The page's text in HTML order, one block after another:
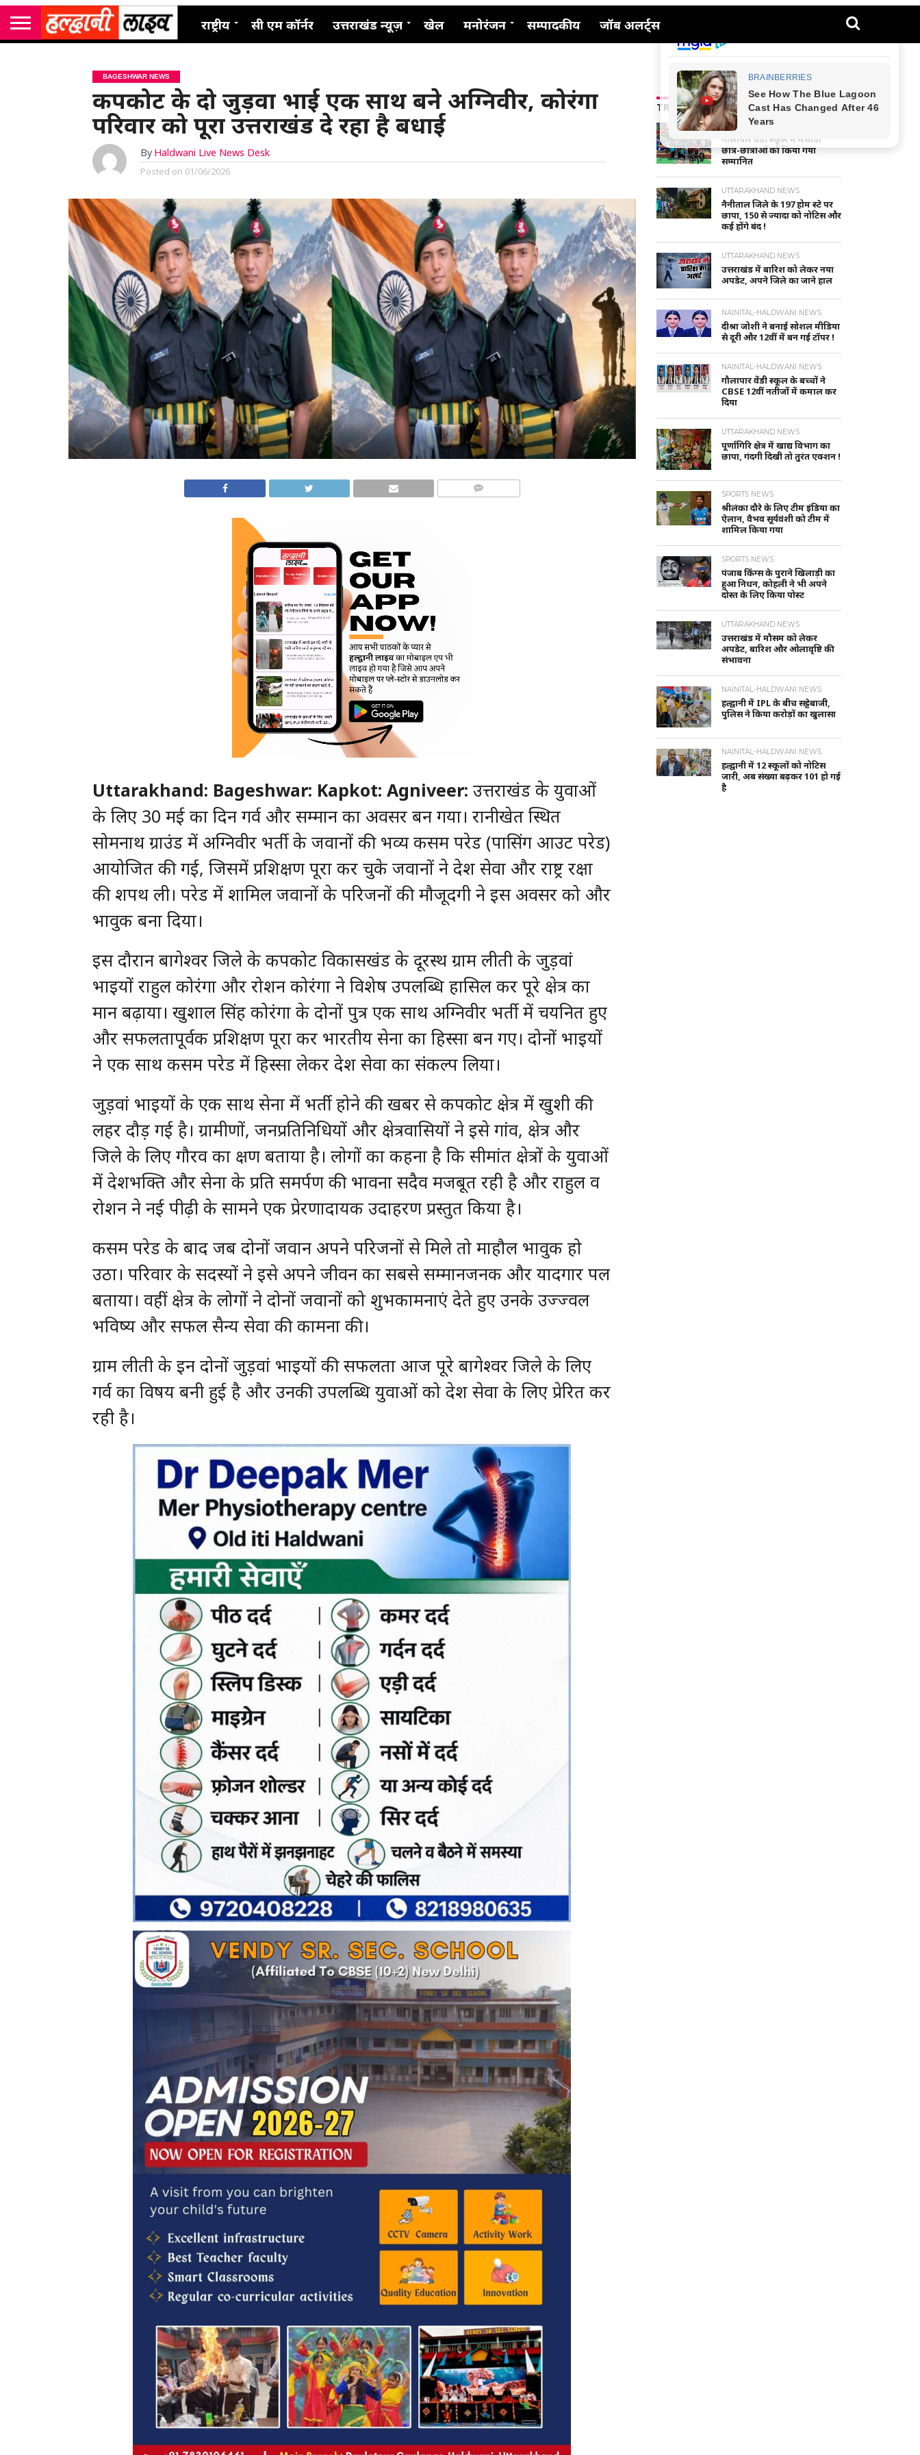
राष्ट्रीय सी एम कॉर्नर उत्तराखंड न्यूज़ खेल मनोरंजन सम्पादकीय जॉब अलर्ट्स
BAGESHWAR NEWS
कपकोट के दो जुड़वा भाई एक साथ बने अग्निवीर, कोरंगा
परिवार को पूरा उत्तराखंड दे रहा है बधाई
By Haldwani Live News Desk
Posted on 01/06/2026
Uttarakhand: Bageshwar: Kapkot: Agniveer: उत्तराखंड के युवाओं
के लिए 30 मई का दिन गर्व और सम्मान का अवसर बन गया। रानीखेत स्थित
सोमनाथ ग्राउंड में अग्निवीर भर्ती के जवानों की भव्य कसम परेड (पासिंग आउट परेड)
आयोजित की गई, जिसमें प्रशिक्षण पूरा कर चुके जवानों ने देश सेवा और राष्ट्र रक्षा
की शपथ ली। परेड में शामिल जवानों के परिजनों की मौजूदगी ने इस अवसर को और
भावुक बना दिया।
इस दौरान बागेश्वर जिले के कपकोट विकासखंड के दूरस्थ ग्राम लीती के जुड़वां
भाइयों राहुल कोरंगा और रोशन कोरंगा ने विशेष उपलब्धि हासिल कर पूरे क्षेत्र का
मान बढ़ाया। खुशाल सिंह कोरंगा के दोनों पुत्र एक साथ अग्निवीर भर्ती में चयनित हुए
और सफलतापूर्वक प्रशिक्षण पूरा कर भारतीय सेना का हिस्सा बन गए। दोनों भाइयों
ने एक साथ कसम परेड में हिस्सा लेकर देश सेवा का संकल्प लिया।
जुड़वां भाइयों के एक साथ सेना में भर्ती होने की खबर से कपकोट क्षेत्र में खुशी की
लहर दौड़ गई है। ग्रामीणों, जनप्रतिनिधियों और क्षेत्रवासियों ने इसे गांव, क्षेत्र और
जिले के लिए गौरव का क्षण बताया है। लोगों का कहना है कि सीमांत क्षेत्रों के युवाओं
में देशभक्ति और सेना के प्रति समर्पण की भावना सदैव मजबूत रही है और राहुल व
रोशन ने नई पीढ़ी के सामने एक प्रेरणादायक उदाहरण प्रस्तुत किया है।
कसम परेड के बाद जब दोनों जवान अपने परिजनों से मिले तो माहौल भावुक हो
उठा। परिवार के सदस्यों ने इसे अपने जीवन का सबसे सम्मानजनक और यादगार पल
बताया। वहीं क्षेत्र के लोगों ने दोनों जवानों को शुभकामनाएं देते हुए उनके उज्ज्वल
भविष्य और सफल सैन्य सेवा की कामना की।
ग्राम लीती के इन दोनों जुड़वां भाइयों की सफलता आज पूरे बागेश्वर जिले के लिए
गर्व का विषय बनी हुई है और उनकी उपलब्धि युवाओं को देश सेवा के लिए प्रेरित कर
रही है।
TRENDING NEWS
NAINITAL-HALDWANI NEWS
गौलापार वैंडी स्कूल में मेधावी
छात्र-छात्राओं को किया गया
सम्मानित
UTTARAKHAND NEWS
नैनीताल जिले के 197 होम स्टे पर
छापा, 150 से ज्यादा को नोटिस और
कई होंगे बंद !
UTTARAKHAND NEWS
उत्तराखंड में बारिश को लेकर नया
अपडेट, अपने जिले का जाने हाल
NAINITAL-HALDWANI NEWS
दीश्रा जोशी ने बनाई सोशल मीडिया
से दूरी और 12वीं में बन गई टॉपर !
NAINITAL-HALDWANI NEWS
गौलापार वेंडी स्कूल के बच्चों ने
CBSE 12वीं नतीजों में कमाल कर
दिया
UTTARAKHAND NEWS
पूर्णागिरि क्षेत्र में खाद्य विभाग का
छापा, गंदगी दिखी तो तुरंत एक्शन !
SPORTS NEWS
श्रीलंका दौरे के लिए टीम इंडिया का
ऐलान, वैभव सूर्यवंशी को टीम में
शामिल किया गया
SPORTS NEWS
पंजाब किंग्स के पुराने खिलाड़ी का
हुआ निधन, कोहली ने भी अपने
दोस्त के लिए किया पोस्ट
UTTARAKHAND NEWS
उत्तराखंड में मौसम को लेकर
अपडेट, बारिश और ओलावृष्टि की
संभावना
NAINITAL-HALDWANI NEWS
हल्द्वानी में IPL के बीच सट्टेबाजी,
पुलिस ने किया करोड़ों का खुलासा
NAINITAL-HALDWANI NEWS
हल्द्वानी में 12 स्कूलों को नोटिस
जारी, अब संख्या बढ़कर 101 हो गई
है